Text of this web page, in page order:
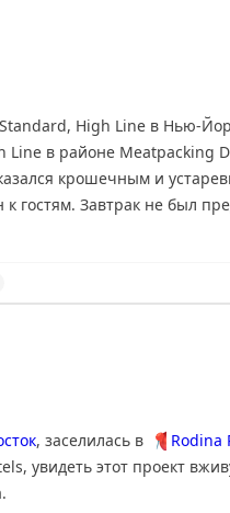
High Line в Нью-
в районе Meatpacking
крошечным и
Завтрак не был
сервису.
, заселилась в 📍 Rodina
увидеть этот проект